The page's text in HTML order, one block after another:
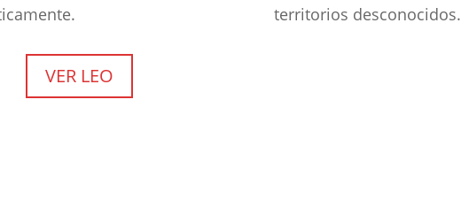
VER LEO
territorios desconocidos.